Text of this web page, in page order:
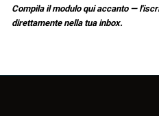
Compila il modulo qui accanto —
direttamente nella tua inbox.